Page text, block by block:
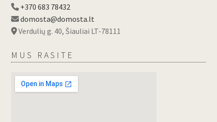
+370 683 78432
domosta@domosta.lt
Verdulių g. 40, Šiauliai LT-78111
MUS RASITE